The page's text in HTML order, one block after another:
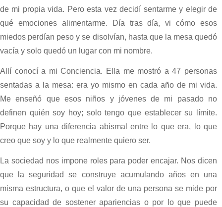
de mi propia vida. Pero esta vez decidí sentarme y elegir de
qué emociones alimentarme. Día tras día, vi cómo esos
miedos perdían peso y se disolvían, hasta que la mesa quedó
vacía y solo quedó un lugar con mi nombre.
Allí conocí a mi Conciencia. Ella me mostró a 47 personas
sentadas a la mesa: era yo mismo en cada año de mi vida.
Me enseñó que esos niños y jóvenes de mi pasado no
definen quién soy hoy; solo tengo que establecer su límite.
Porque hay una diferencia abismal entre lo que era, lo que
creo que soy y lo que realmente quiero ser.
La sociedad nos impone roles para poder encajar. Nos dicen
que la seguridad se construye acumulando años en una
misma estructura, o que el valor de una persona se mide por
su capacidad de sostener apariencias o por lo que puede